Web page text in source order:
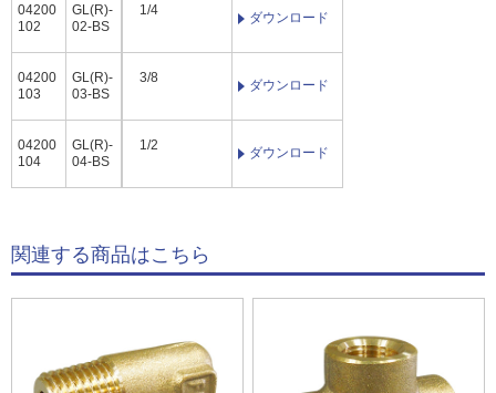
04200
102
GL(R)-
02-BS
04200
103
GL(R)-
03-BS
04200
104
GL(R)-
04-BS
1/4
3/8
1/2
ダウンロード
ダウンロード
ダウンロード
関連する商品はこちら